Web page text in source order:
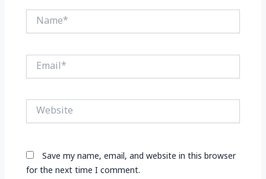
Name*
Email*
Website
Save my name, email, and website in this browser
for the next time I comment.